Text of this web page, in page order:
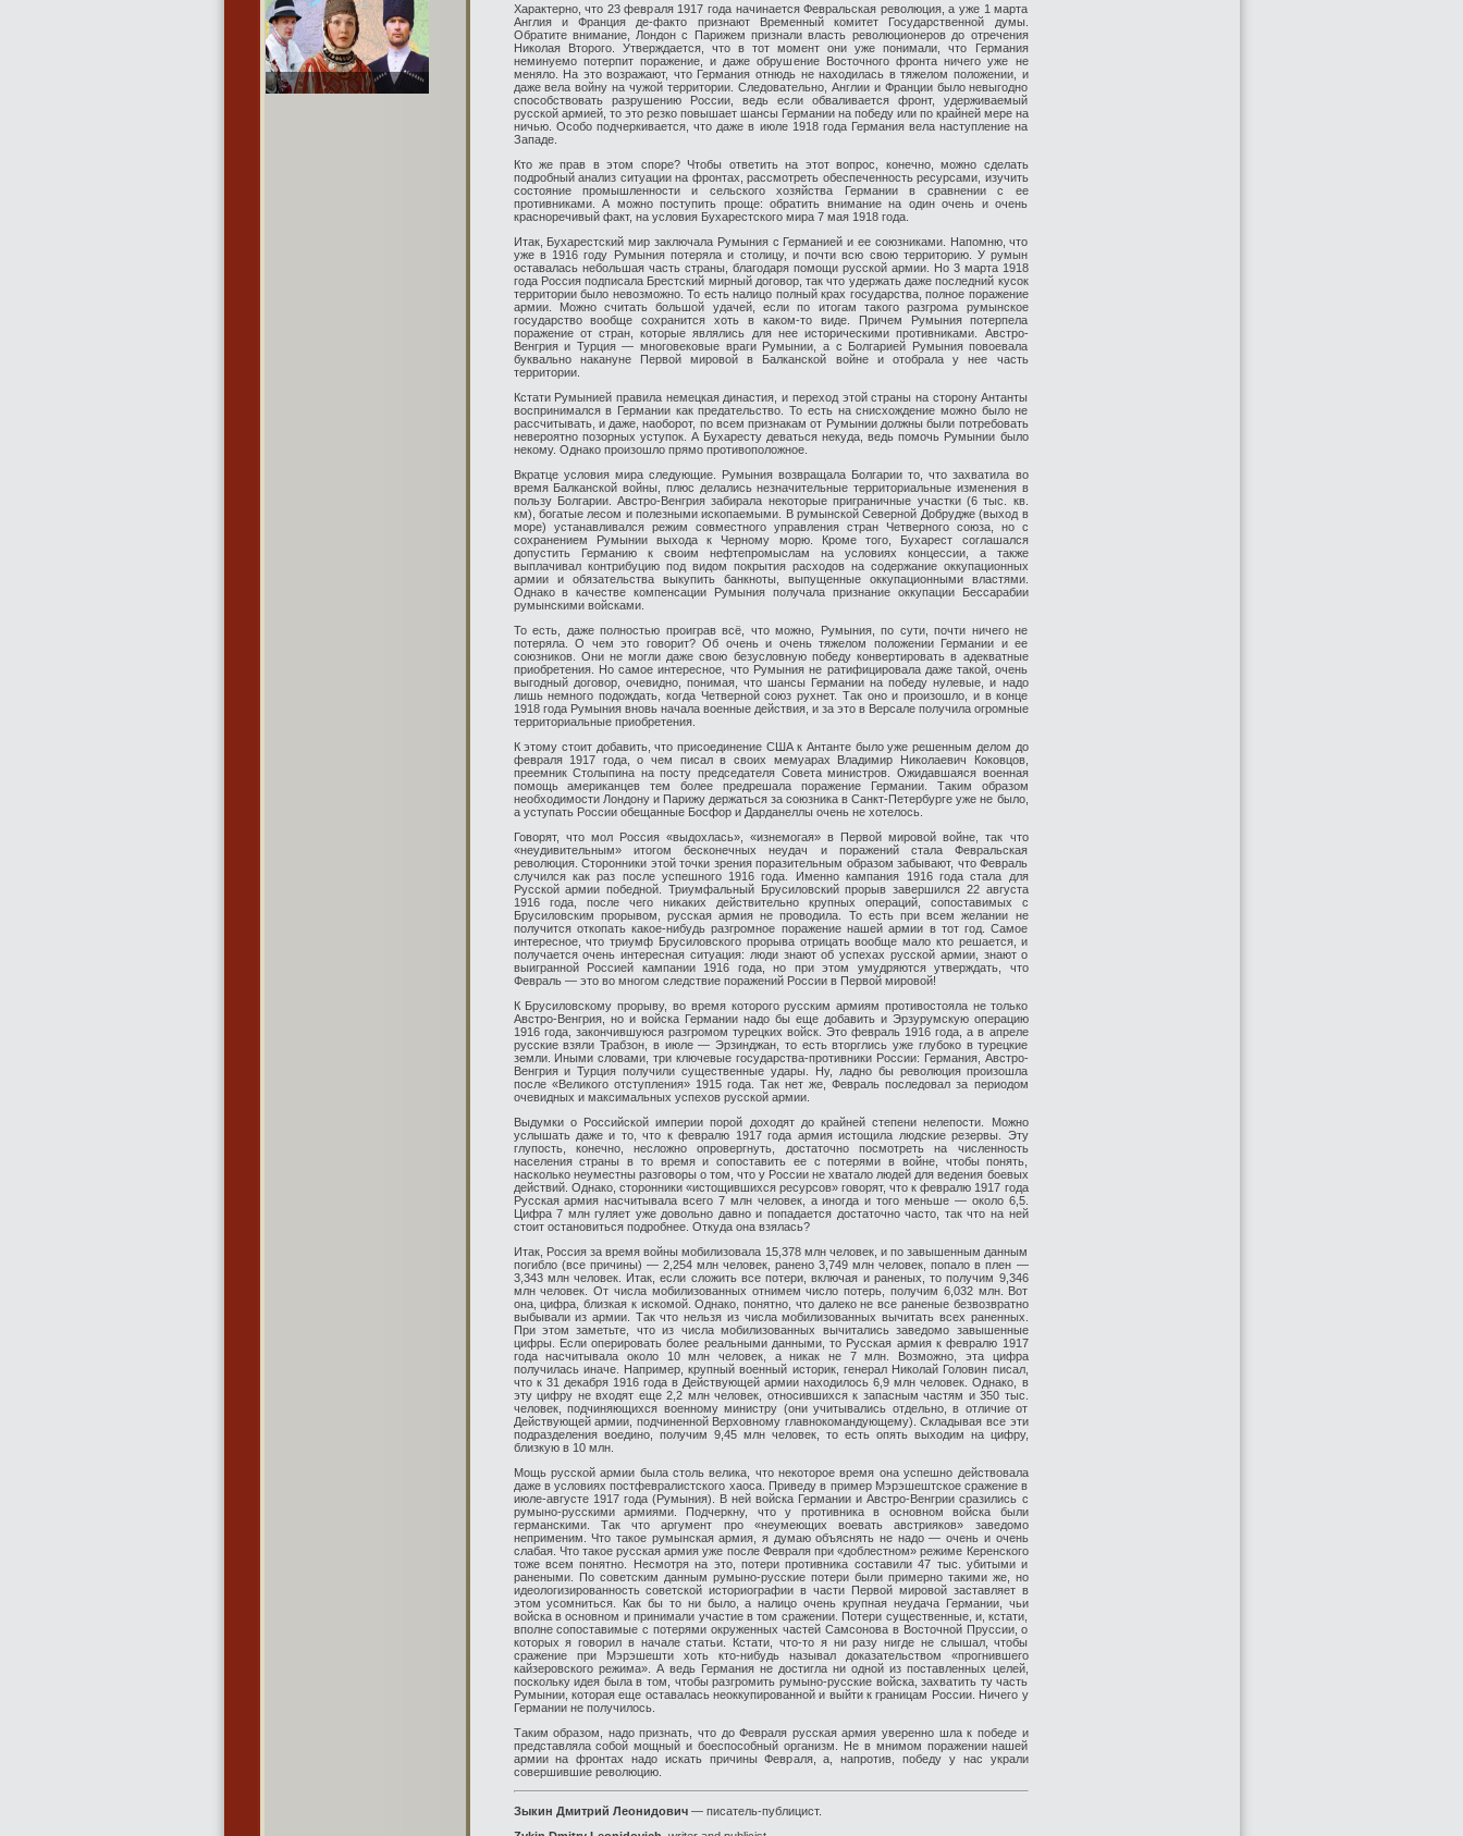
Характерно, что 23 февраля 1917 года начинается Февральская революция, а уже 1 марта
Англия и Франция де-факто признают Временный комитет Государственной думы.
Обратите внимание, Лондон с Парижем признали власть революционеров до отречения
Николая Второго. Утверждается, что в тот момент они уже понимали, что Германия
неминуемо потерпит поражение, и даже обрушение Восточного фронта ничего уже не
меняло. На это возражают, что Германия отнюдь не находилась в тяжелом положении, и
даже вела войну на чужой территории. Следовательно, Англии и Франции было невыгодно
способствовать разрушению России, ведь если обваливается фронт, удерживаемый
русской армией, то это резко повышает шансы Германии на победу или по крайней мере на
ничью. Особо подчеркивается, что даже в июле 1918 года Германия вела наступление на
Западе.
Кто же прав в этом споре? Чтобы ответить на этот вопрос, конечно, можно сделать
подробный анализ ситуации на фронтах, рассмотреть обеспеченность ресурсами, изучить
состояние промышленности и сельского хозяйства Германии в сравнении с ее
противниками. А можно поступить проще: обратить внимание на один очень и очень
красноречивый факт, на условия Бухарестского мира 7 мая 1918 года.
Итак, Бухарестский мир заключала Румыния с Германией и ее союзниками. Напомню, что
уже в 1916 году Румыния потеряла и столицу, и почти всю свою территорию. У румын
оставалась небольшая часть страны, благодаря помощи русской армии. Но 3 марта 1918
года Россия подписала Брестский мирный договор, так что удержать даже последний кусок
территории было невозможно. То есть налицо полный крах государства, полное поражение
армии. Можно считать большой удачей, если по итогам такого разгрома румынское
государство вообще сохранится хоть в каком-то виде. Причем Румыния потерпела
поражение от стран, которые являлись для нее историческими противниками. Австро-
Венгрия и Турция — многовековые враги Румынии, а с Болгарией Румыния повоевала
буквально накануне Первой мировой в Балканской войне и отобрала у нее часть
территории.
Кстати Румынией правила немецкая династия, и переход этой страны на сторону Антанты
воспринимался в Германии как предательство. То есть на снисхождение можно было не
рассчитывать, и даже, наоборот, по всем признакам от Румынии должны были потребовать
невероятно позорных уступок. А Бухаресту деваться некуда, ведь помочь Румынии было
некому. Однако произошло прямо противоположное.
Вкратце условия мира следующие. Румыния возвращала Болгарии то, что захватила во
время Балканской войны, плюс делались незначительные территориальные изменения в
пользу Болгарии. Австро-Венгрия забирала некоторые приграничные участки (6 тыс. кв.
км), богатые лесом и полезными ископаемыми. В румынской Северной Добрудже (выход в
море) устанавливался режим совместного управления стран Четверного союза, но с
сохранением Румынии выхода к Черному морю. Кроме того, Бухарест соглашался
допустить Германию к своим нефтепромыслам на условиях концессии, а также
выплачивал контрибуцию под видом покрытия расходов на содержание оккупационных
армии и обязательства выкупить банкноты, выпущенные оккупационными властями.
Однако в качестве компенсации Румыния получала признание оккупации Бессарабии
румынскими войсками.
То есть, даже полностью проиграв всё, что можно, Румыния, по сути, почти ничего не
потеряла. О чем это говорит? Об очень и очень тяжелом положении Германии и ее
союзников. Они не могли даже свою безусловную победу конвертировать в адекватные
приобретения. Но самое интересное, что Румыния не ратифицировала даже такой, очень
выгодный договор, очевидно, понимая, что шансы Германии на победу нулевые, и надо
лишь немного подождать, когда Четверной союз рухнет. Так оно и произошло, и в конце
1918 года Румыния вновь начала военные действия, и за это в Версале получила огромные
территориальные приобретения.
К этому стоит добавить, что присоединение США к Антанте было уже решенным делом до
февраля 1917 года, о чем писал в своих мемуарах Владимир Николаевич Коковцов,
преемник Столыпина на посту председателя Совета министров. Ожидавшаяся военная
помощь американцев тем более предрешала поражение Германии. Таким образом
необходимости Лондону и Парижу держаться за союзника в Санкт-Петербурге уже не было,
а уступать России обещанные Босфор и Дарданеллы очень не хотелось.
Говорят, что мол Россия «выдохлась», «изнемогая» в Первой мировой войне, так что
«неудивительным» итогом бесконечных неудач и поражений стала Февральская
революция. Сторонники этой точки зрения поразительным образом забывают, что Февраль
случился как раз после успешного 1916 года. Именно кампания 1916 года стала для
Русской армии победной. Триумфальный Брусиловский прорыв завершился 22 августа
1916 года, после чего никаких действительно крупных операций, сопоставимых с
Брусиловским прорывом, русская армия не проводила. То есть при всем желании не
получится откопать какое-нибудь разгромное поражение нашей армии в тот год. Самое
интересное, что триумф Брусиловского прорыва отрицать вообще мало кто решается, и
получается очень интересная ситуация: люди знают об успехах русской армии, знают о
выигранной Россией кампании 1916 года, но при этом умудряются утверждать, что
Февраль — это во многом следствие поражений России в Первой мировой!
К Брусиловскому прорыву, во время которого русским армиям противостояла не только
Австро-Венгрия, но и войска Германии надо бы еще добавить и Эрзурумскую операцию
1916 года, закончившуюся разгромом турецких войск. Это февраль 1916 года, а в апреле
русские взяли Трабзон, в июле — Эрзинджан, то есть вторглись уже глубоко в турецкие
земли. Иными словами, три ключевые государства-противники России: Германия, Австро-
Венгрия и Турция получили существенные удары. Ну, ладно бы революция произошла
после «Великого отступления» 1915 года. Так нет же, Февраль последовал за периодом
очевидных и максимальных успехов русской армии.
Выдумки о Российской империи порой доходят до крайней степени нелепости. Можно
услышать даже и то, что к февралю 1917 года армия истощила людские резервы. Эту
глупость, конечно, несложно опровергнуть, достаточно посмотреть на численность
населения страны в то время и сопоставить ее с потерями в войне, чтобы понять,
насколько неуместны разговоры о том, что у России не хватало людей для ведения боевых
действий. Однако, сторонники «истощившихся ресурсов» говорят, что к февралю 1917 года
Русская армия насчитывала всего 7 млн человек, а иногда и того меньше — около 6,5.
Цифра 7 млн гуляет уже довольно давно и попадается достаточно часто, так что на ней
стоит остановиться подробнее. Откуда она взялась?
Итак, Россия за время войны мобилизовала 15,378 млн человек, и по завышенным данным
погибло (все причины) — 2,254 млн человек, ранено 3,749 млн человек, попало в плен —
3,343 млн человек. Итак, если сложить все потери, включая и раненых, то получим 9,346
млн человек. От числа мобилизованных отнимем число потерь, получим 6,032 млн. Вот
она, цифра, близкая к искомой. Однако, понятно, что далеко не все раненые безвозвратно
выбывали из армии. Так что нельзя из числа мобилизованных вычитать всех раненных.
При этом заметьте, что из числа мобилизованных вычитались заведомо завышенные
цифры. Если оперировать более реальными данными, то Русская армия к февралю 1917
года насчитывала около 10 млн человек, а никак не 7 млн. Возможно, эта цифра
получилась иначе. Например, крупный военный историк, генерал Николай Головин писал,
что к 31 декабря 1916 года в Действующей армии находилось 6,9 млн человек. Однако, в
эту цифру не входят еще 2,2 млн человек, относившихся к запасным частям и 350 тыс.
человек, подчиняющихся военному министру (они учитывались отдельно, в отличие от
Действующей армии, подчиненной Верховному главнокомандующему). Складывая все эти
подразделения воедино, получим 9,45 млн человек, то есть опять выходим на цифру,
близкую в 10 млн.
Мощь русской армии была столь велика, что некоторое время она успешно действовала
даже в условиях постфевралистского хаоса. Приведу в пример Мэрэшештское сражение в
июле-августе 1917 года (Румыния). В ней войска Германии и Австро-Венгрии сразились с
румыно-русскими армиями. Подчеркну, что у противника в основном войска были
германскими. Так что аргумент про «неумеющих воевать австрияков» заведомо
неприменим. Что такое румынская армия, я думаю объяснять не надо — очень и очень
слабая. Что такое русская армия уже после Февраля при «доблестном» режиме Керенского
тоже всем понятно. Несмотря на это, потери противника составили 47 тыс. убитыми и
ранеными. По советским данным румыно-русские потери были примерно такими же, но
идеологизированность советской историографии в части Первой мировой заставляет в
этом усомниться. Как бы то ни было, а налицо очень крупная неудача Германии, чьи
войска в основном и принимали участие в том сражении. Потери существенные, и, кстати,
вполне сопоставимые с потерями окруженных частей Самсонова в Восточной Пруссии, о
которых я говорил в начале статьи. Кстати, что-то я ни разу нигде не слышал, чтобы
сражение при Мэрэшешти хоть кто-нибудь называл доказательством «прогнившего
кайзеровского режима». А ведь Германия не достигла ни одной из поставленных целей,
поскольку идея была в том, чтобы разгромить румыно-русские войска, захватить ту часть
Румынии, которая еще оставалась неоккупированной и выйти к границам России. Ничего у
Германии не получилось.
Таким образом, надо признать, что до Февраля русская армия уверенно шла к победе и
представляла собой мощный и боеспособный организм. Не в мнимом поражении нашей
армии на фронтах надо искать причины Февраля, а, напротив, победу у нас украли
совершившие революцию.
Зыкин Дмитрий Леонидович— писатель-публицист.